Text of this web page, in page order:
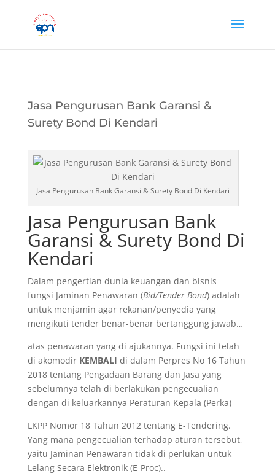
Jasa Pengurusan Bank Garansi &
Surety Bond Di Kendari
Jasa Pengurusan Bank Garansi & Surety Bond Di Kendari
Jasa Pengurusan Bank
Garansi & Surety Bond Di
Kendari
Dalam pengertian dunia keuangan dan bisnis
fungsi Jaminan Penawaran (Bid/Tender Bond) adalah
untuk menjamin agar rekanan/penyedia yang
mengikuti tender benar-benar bertanggung jawab…
atas penawaran yang di ajukannya. Fungsi ini telah
di akomodir KEMBALI di dalam Perpres No 16 Tahun
2018 tentang Pengadaan Barang dan Jasa yang
sebelumnya telah di berlakukan pengecualian
dengan di keluarkannya Peraturan Kepala (Perka)
LKPP Nomor 18 Tahun 2012 tentang E-Tendering.
Yang mana pengecualian terhadap aturan tersebut,
yaitu Jaminan Penawaran tidak di perlukan untuk
Lelang Secara Elektronik (E-Proc)..